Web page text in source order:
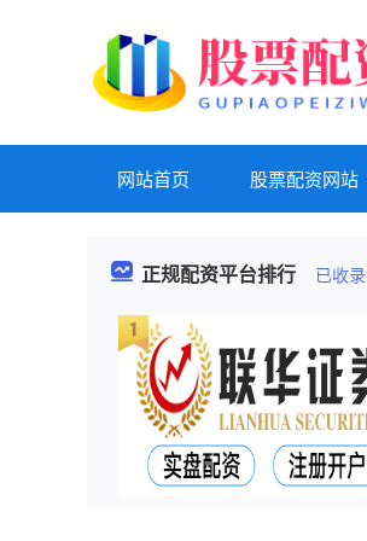
网站首页 股票配资网站
正规配资平台排行 已收录